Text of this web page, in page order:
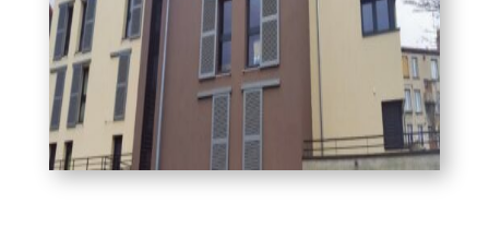
Mentions Légales
Politique de Confidentialité